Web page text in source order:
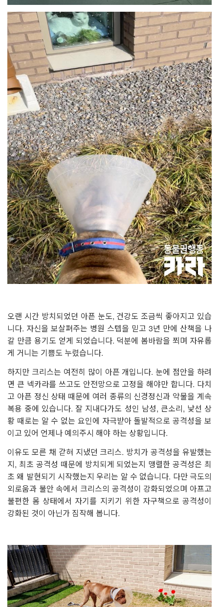
오랜 시간 방치되었던 아픈 눈도, 건강도 조금씩 좋아지고 있습
니다. 자신을 보살펴주는 병원 스텝을 믿고 3년 만에 산책을 나
갈 만큼 용기도 얻게 되었습니다. 덕분에 봄바람을 쬐며 자유롭
게 거니는 기쁨도 누렸습니다.
하지만 크리스는 여전히 많이 아픈 개입니다. 눈에 점안을 하려
면 큰 넥카라를 쓰고도 안전망으로 고정을 해야만 합니다. 다치
고 아픈 정신 상태 때문에 여러 종류의 신경정신과 약물을 계속
복용 중에 있습니다. 잘 지내다가도 성인 남성, 큰소리, 낯선 상
황 때로는 알 수 없는 요인에 자극받아 돌발적으로 공격성을 보
이고 있어 언제나 예의주시 해야 하는 상황입니다.
이유도 모른 채 갇혀 지냈던 크리스. 방치가 공격성을 유발했는
지, 최초 공격성 때문에 방치되게 되었는지 맹렬한 공격성은 최
초 왜 발현되기 시작했는지 우리는 알 수 없습니다. 다만 극도의
외로움과 불안 속에서 크리스의 공격성이 강화되었으며 아프고
불편한 몸 상태에서 자기를 지키기 위한 자구책으로 공격성이
강화된 것이 아닌가 짐작해 봅니다.